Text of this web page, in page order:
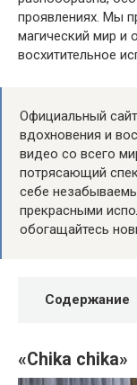
проявлениях. Мы
магический мир и
восхитительное
Официальный
вдохновения и
видео со всего
потрясающий
себе
прекрасными
обогащайтесь
Содержание
«Chika chika»